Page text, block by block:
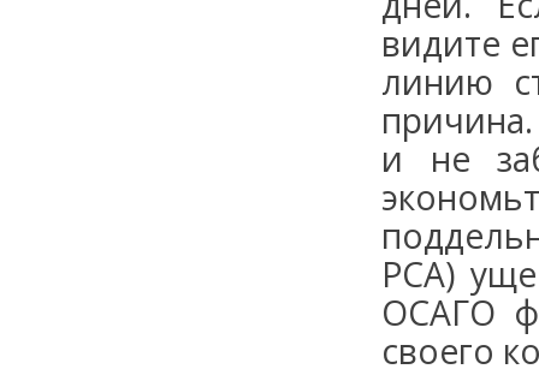
видите
линию
и не
РСА)
ОСАГО
своего